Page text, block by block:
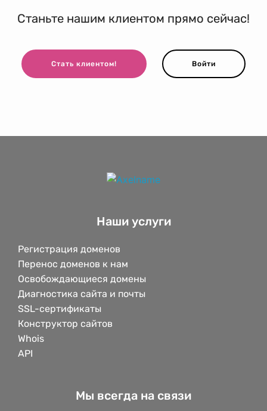
Станьте нашим клиентом прямо сейчас!
Стать клиентом! Войти
Наши услуги
Регистрация доменов
Перенос доменов к нам
Освобождающиеся домены
Диагностика сайта и почты
SSL-сертификаты
Конструктор сайтов
Whois
API
Мы всегда на связи